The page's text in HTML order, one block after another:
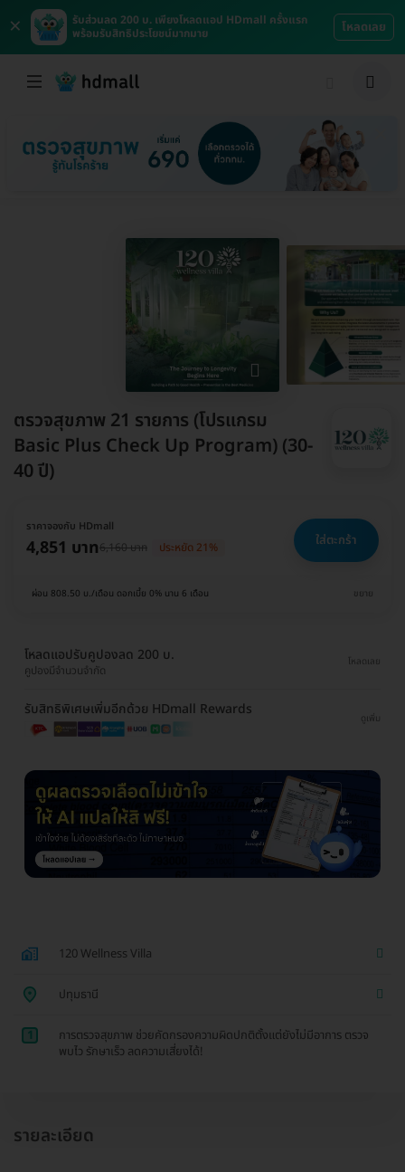
×
รับส่วนลด 200 บ. เพียงโหลดแอป HDmall ครั้งแรก
พร้อมรับสิทธิประโยชน์มากมาย
โหลดเลย
ตรวจสุขภาพ 21 รายการ (โปรแกรม
Basic Plus Check Up Program) (30-
40 ปี)
ราคาจองกับ HDmall
4,851 บาท6,160 บาท ประหยัด 21% ใส่ตะกร้า
ผ่อน 808.50 บ./เดือน ดอกเบี้ย 0% นาน 6 เดือน ขยาย
โหลดแอปรับคูปองลด 200 บ.
คูปองมีจำนวนจำกัด
โหลดเลย
รับสิทธิพิเศษเพิ่มอีกด้วย HDmall Rewards
ดูเพิ่ม
120 Wellness Villa
ปทุมธานี
1
การตรวจสุขภาพ ช่วยคัดกรองความผิดปกติตั้งแต่ยังไม่มีอาการ ตรวจ
พบไว รักษาเร็ว ลดความเสี่ยงได้!
รายละเอียด